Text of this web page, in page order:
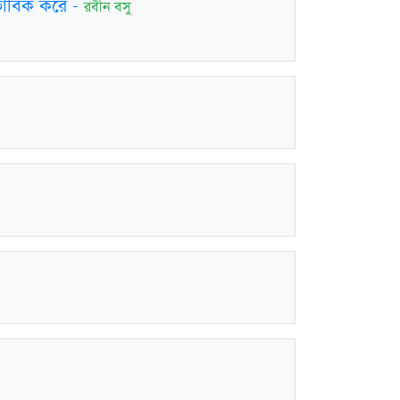
করে-রবীন বসু